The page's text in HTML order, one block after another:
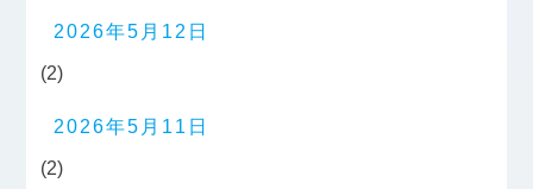
2026年5月12日
(2)
2026年5月11日
(2)